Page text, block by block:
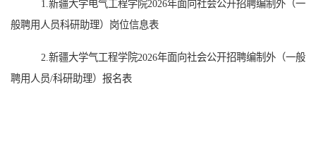
1. 新疆大学电气工程学院2026年面向社会公开招聘编制外（一
般聘用人员科研助理）岗位信息表
2. 新疆大学气工程学院2026年面向社会公开招聘编制外（一般
聘用人员/科研助理） 报名表